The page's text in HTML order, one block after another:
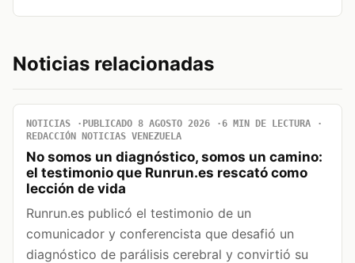
Noticias relacionadas
NOTICIAS PUBLICADO 8 AGOSTO 2026
6 MIN DE LECTURA
REDACCIÓN NOTICIAS VENEZUELA
No somos un diagnóstico, somos un camino:
el testimonio que Runrun.es rescató como
lección de vida
Runrun.es publicó el testimonio de un
comunicador y conferencista que desafió un
diagnóstico de parálisis cerebral y convirtió su